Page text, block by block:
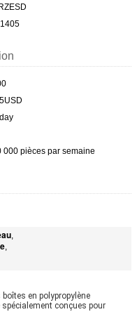
000 pièces par semaine
,
,
en polypropylène
conçues pour